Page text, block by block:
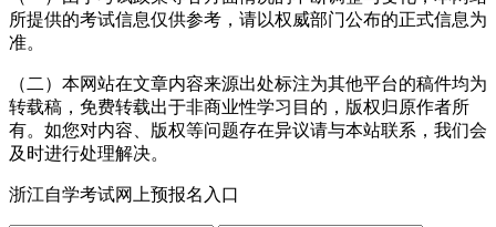
所提供的考试信息仅供参考，请以权威部门公布的正式信息为
准。
（二）本网站在文章内容来源出处标注为其他平台的稿件均为
转载稿，免费转载出于非商业性学习目的，版权归原作者所
有。如您对内容、版权等问题存在异议请与本站联系，我们会
及时进行处理解决。
浙江自学考试网上预报名入口